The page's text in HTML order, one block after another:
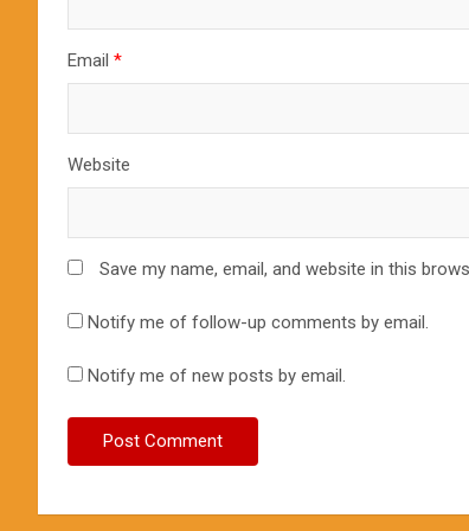
Email *
Website
Save my name, email, and website in this
Notify me of follow-up comments by email.
Notify me of new posts by email.